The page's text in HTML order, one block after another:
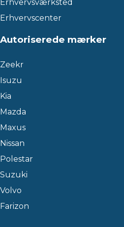
Erhvervsværksted
Erhvervscenter
Autoriserede mærker
Zeekr
Isuzu
Kia
Mazda
Maxus
Nissan
Polestar
Suzuki
Volvo
Farizon